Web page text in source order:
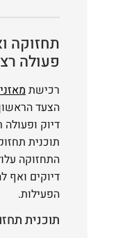
תחזוקה
פעולה
רכישת
הצעד
דיוק
תוכנית
התחזוקה
דיוקים ואף
הפעילות.
תוכנית